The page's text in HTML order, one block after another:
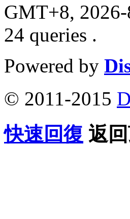
GMT+8,
24 queries .
Powered by
© 2011-2015
快速回復 返